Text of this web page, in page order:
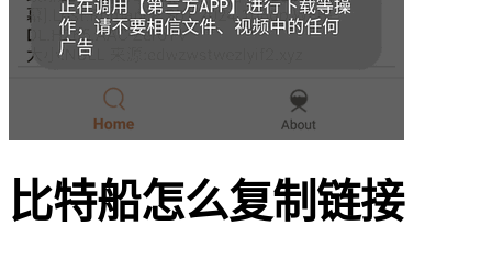
比特船怎么复制链接